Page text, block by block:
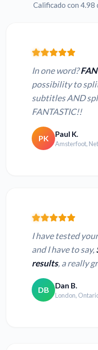
Calificado con 4.98
In one word?
possibility to
subtitles AND
FANTASTIC!!
PK Paul K.
Amsterfoot,
I have tested
and I have to say,
results, a really
DB Dan B.
London,